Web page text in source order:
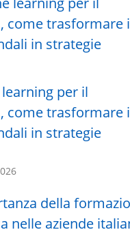
per il
come trasformare i
in strategie